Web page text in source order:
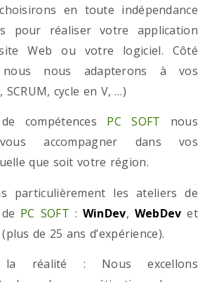
en toute indépendance
pour réaliser votre application
Web ou votre logiciel. Côté
nous nous adapterons à vos
cycle en V, …)
compétences PC SOFT nous
accompagner dans vos
que soit votre région.
particulièrement les ateliers de
PC SOFT : WinDev, WebDev et
(plus de 25 ans d’expérience).
réalité : Nous excellons